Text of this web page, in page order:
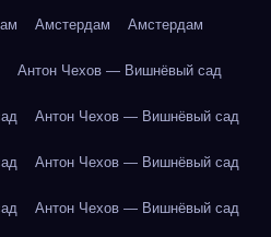
Амстердам Амстердам
Антон Чехов — Вишнёвый сад
Антон Чехов — Вишнёвый сад
Антон Чехов — Вишнёвый сад
Антон Чехов — Вишнёвый сад